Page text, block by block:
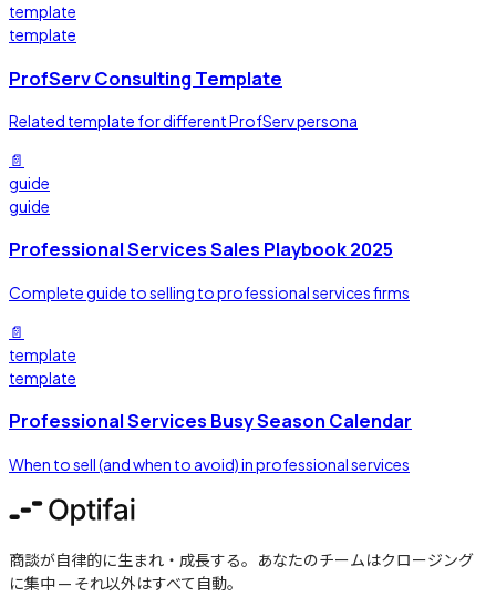
template
template
ProfServ Consulting Template
Related template for different ProfServ persona
📄
guide
guide
Professional Services Sales Playbook 2025
Complete guide to selling to professional services firms
📄
template
template
Professional Services Busy Season Calendar
When to sell (and when to avoid) in professional services
商談が自律的に生まれ・成長する。あなたのチームはクロージング
に集中 — それ以外はすべて自動。